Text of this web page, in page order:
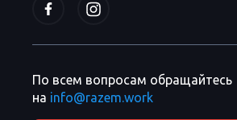
По всем вопросам обращайтесь
на info@razem.work